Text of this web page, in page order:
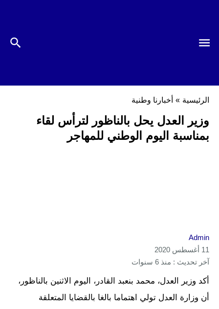
الرئيسية » أخبارنا وطنية
وزير العدل يحل بالناظور لترأس لقاء
بمناسبة اليوم الوطني للمهاجر
Admin
11 أغسطس 2020
آخر تحديث : منذ 6 سنوات
أكد وزير العدل، محمد بنعبد القادر، اليوم الاثنين بالناظور،
أن وزارة العدل تولي اهتماما بالغا بالقضايا المتعلقة